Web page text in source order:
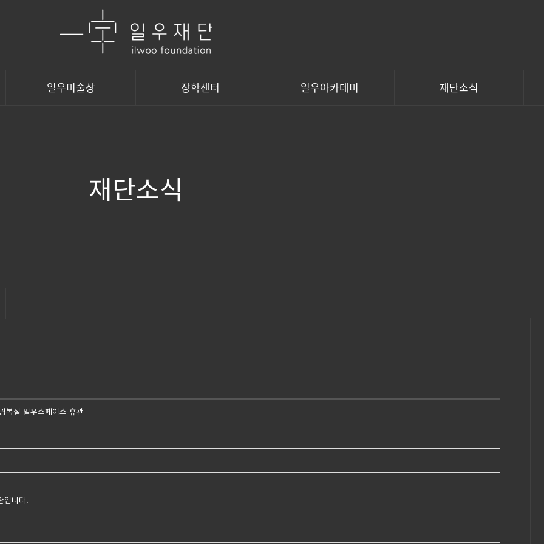
일우미술상 장학센터 일우아카데미 재단소식
재단소식
복절 일우스페이스 휴관
입니다.